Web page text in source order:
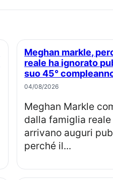
Meghan markle, perché la famiglia
reale ha ignorato
suo 45°
04/08/2026
Meghan Markle compie 45 anni, ma
dalla famiglia
arrivano auguri
perché il...